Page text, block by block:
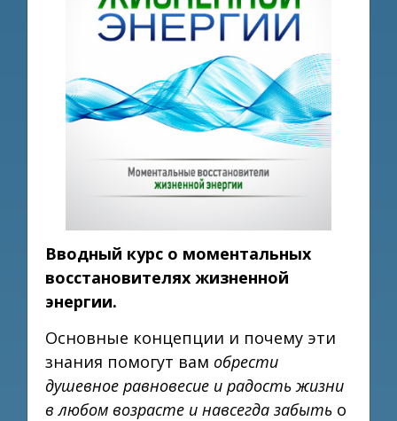
Вводный курс о моментальных
восстановителях жизненной
энергии.
Основные концепции и почему эти
знания помогут вам обрести
душевное равновесие и радость жизни
в любом возрасте и навсегда забыть о